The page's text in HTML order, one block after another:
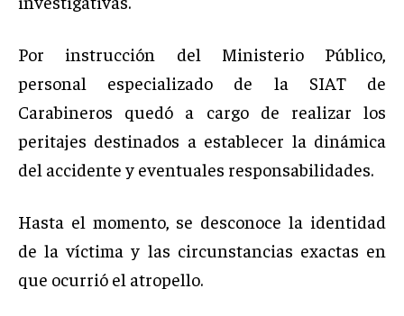
Por instrucción del Ministerio Público,
personal especializado de la SIAT de
Carabineros quedó a cargo de realizar los
peritajes destinados a establecer la dinámica
del accidente y eventuales responsabilidades.
Hasta el momento, se desconoce la identidad
de la víctima y las circunstancias exactas en
que ocurrió el atropello.